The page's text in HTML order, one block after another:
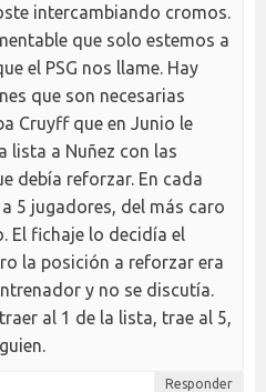
intercambiando cromos.
que solo estemos a
el PSG nos llame. Hay
que son necesarias
Cruyff que en Junio le
lista a Nuñez con las
debía reforzar. En cada
5 jugadores, del más caro
El fichaje lo decidía el
la posición a reforzar era
y no se discutía.
al 1 de la lista, trae al 5,
Responder